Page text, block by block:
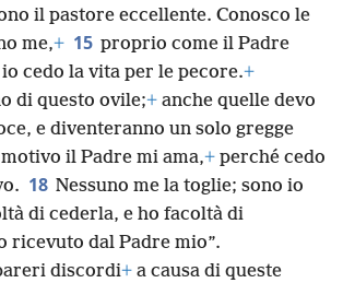
il pastore eccellente. Conosco le
me,+ 15 proprio come il Padre
io cedo la vita per le pecore.+
di questo ovile;+ anche quelle devo
e diventeranno un solo gregge
il Padre mi ama,+ perché cedo
18 Nessuno me la toglie; sono io
di cederla, e ho facoltà di
ricevuto dal Padre mio”.
discordi+ a causa di queste